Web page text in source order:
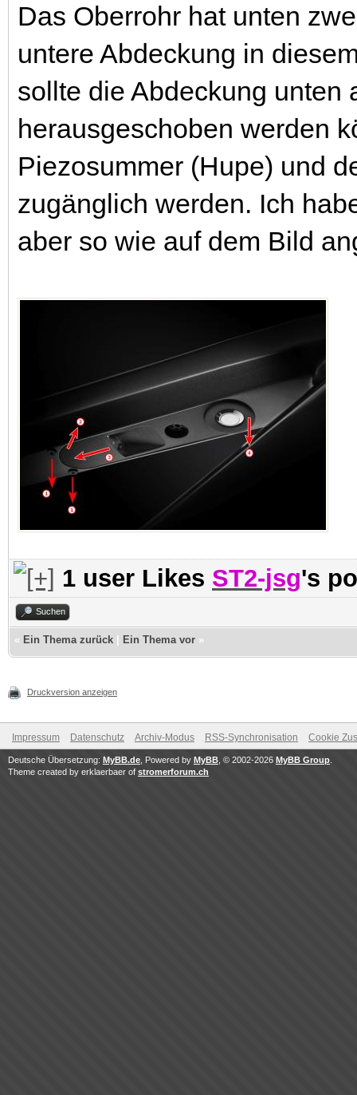
Das Oberrohr hat unten
untere Abdeckung in
sollte die Abdeckung unten
herausgeschoben werden
Piezosummer (Hupe) und
zugänglich werden. Ich
aber so wie auf dem Bild
1 user Likes ST2-jsg's
Suchen
« Ein Thema zurück Ein Thema vor »
Druckversion anzeigen
Impressum Datenschutz Archiv-Modus RSS-Synchronisation Cookie
Deutsche Übersetzung: MyBB.de , Powered by MyBB , © 2002-2026 MyBB Group
Theme created by erklaerbaer of stromerforum.ch